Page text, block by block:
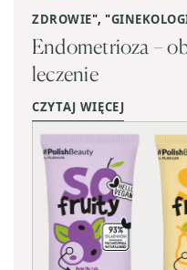
ZDROWIE", "
Endometrioza –
leczenie
CZYTAJ WIĘCEJ